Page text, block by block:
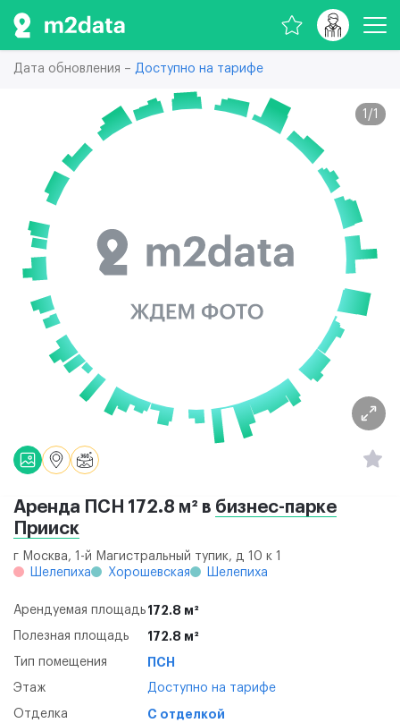
Дата обновления – Доступно на тарифе
1 /1
Аренда ПСН 172.8 м² в бизнес-парке
Прииск
г Москва, 1-й Магистральный тупик, д 10 к 1
Шелепиха
Хорошевская Шелепиха
Арендуемая площадь 172.8 м²
Полезная площадь 172.8 м²
Тип помещения ПСН
Этаж Доступно на тарифе
Отделка С отделкой